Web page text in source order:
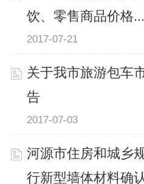
饮、零售商品价格...
2017-07-21
关于我市旅游包车
告
2017-07-03
河源市住房和城乡
行新型墙体材料确